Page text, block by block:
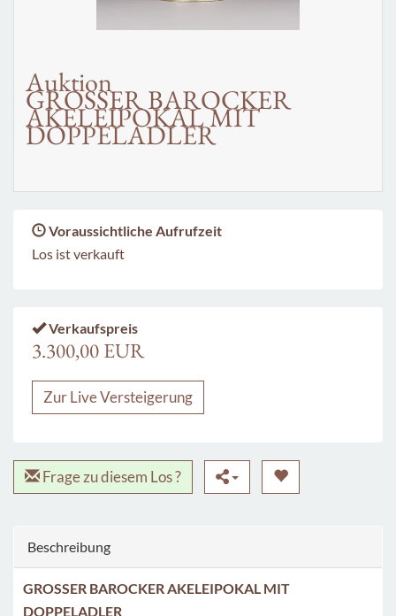
Auktion
GROSSER BAROCKER
AKELEIPOKAL MIT
DOPPELADLER
Voraussichtliche Aufrufzeit
Los ist verkauft
Verkaufspreis
3.300,00 EUR
Zur Live Versteigerung
Frage zu diesem Los ?
Beschreibung
GROSSER BAROCKER AKELEIPOKAL MIT
DOPPELADLER